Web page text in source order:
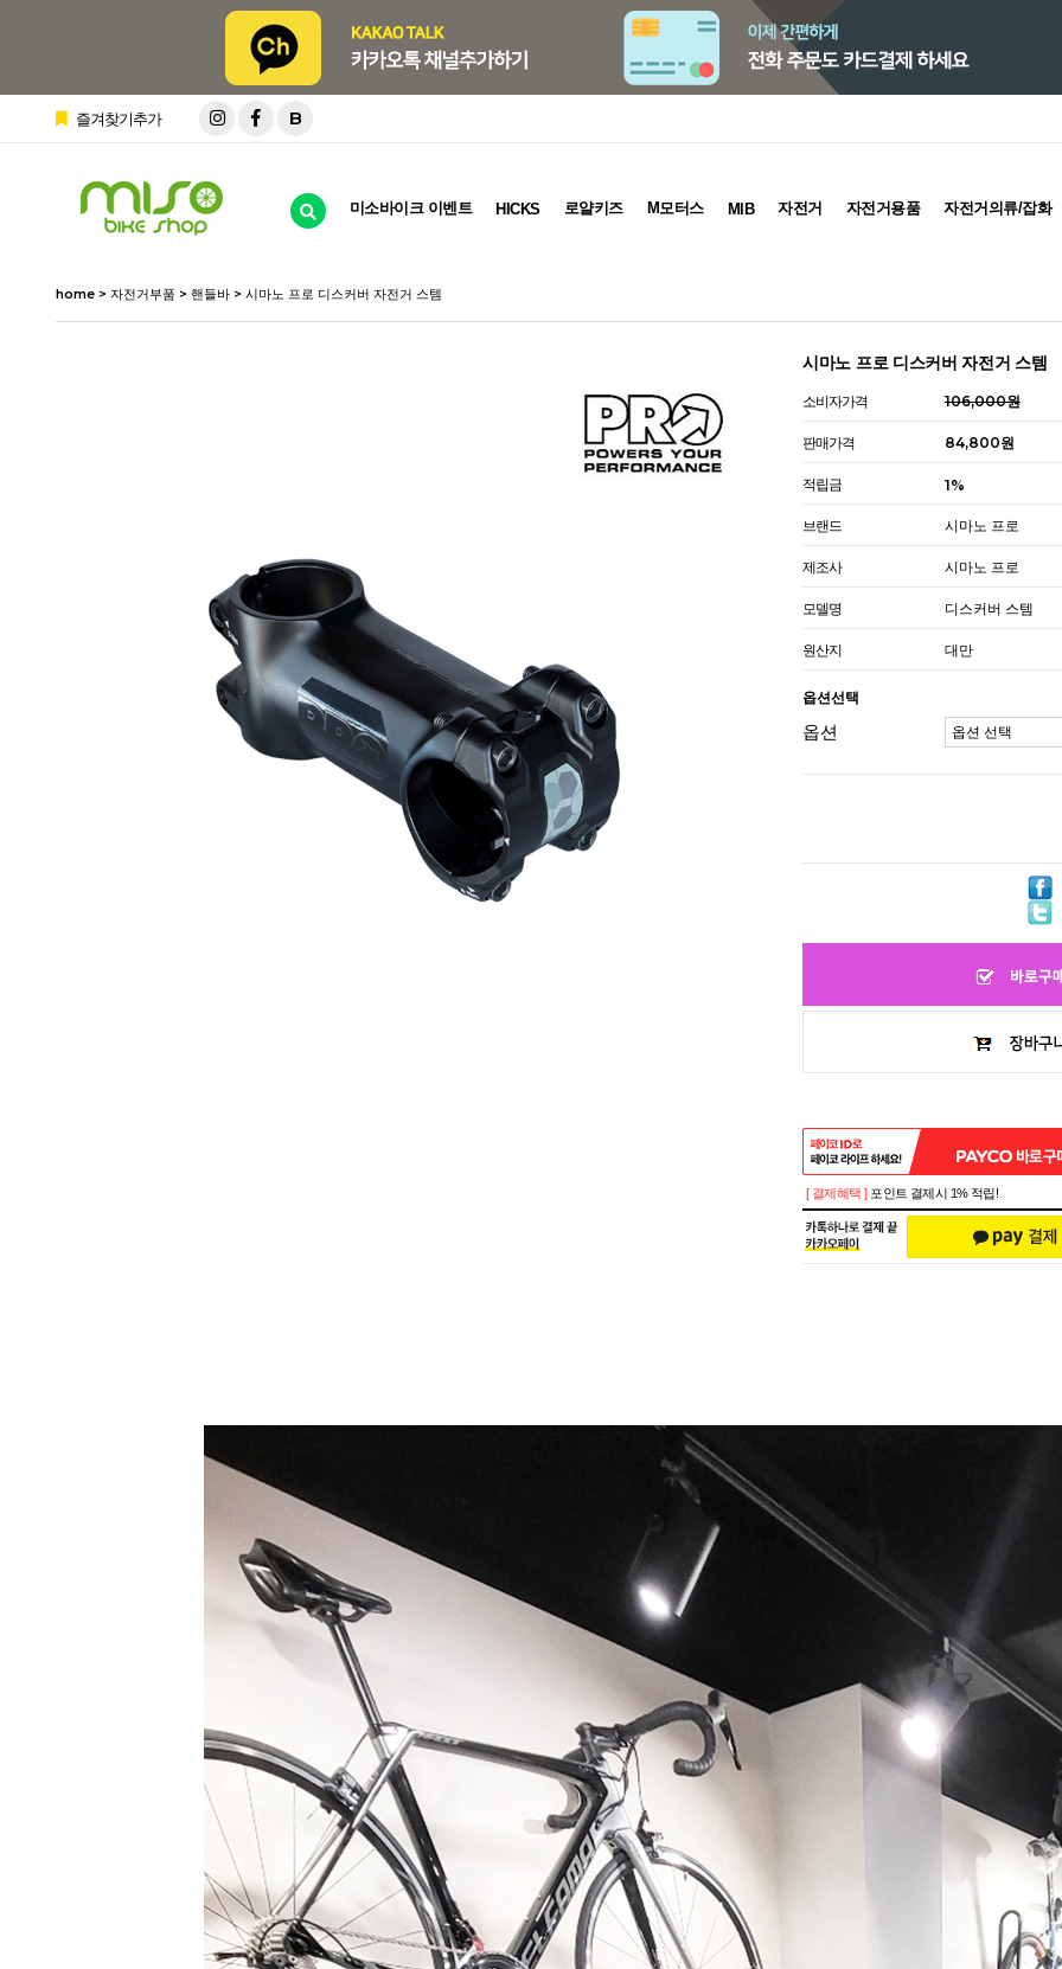
즐겨찾기추가 B
미소바이크 이벤트 HICKS 로얄키즈 M모터스 MIB 자전거 자전거용품 자전거의류/잡화
home > 자전거부품 > 핸들바 > 시마노 프로 디스커버 자전거 스템
시마노 프로 디스커버 자전거 스템
소비자가격 106,000원
판매가격 84,800원
적립금 1%
브랜드 시마노 프로
제조사 시마노 프로
모델명 디스커버 스템
원산지 대만
옵션선택
옵션
페이코 ID로 페이코 라이
[ 결제혜택 ] 포인트 결제시 1% 적립!